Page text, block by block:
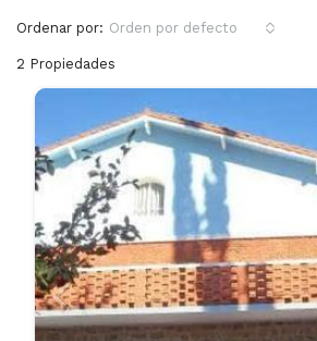
2 Propiedades
Ordenar por: Orden por defecto